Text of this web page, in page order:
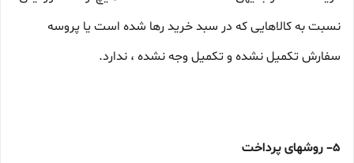
نسبت به کالاهایی که در سبد خرید رها شده است یا پروسه
سفارش تکمیل نشده و تکمیل وجه نشده ، ندارد.
۵– روشهای پرداخت